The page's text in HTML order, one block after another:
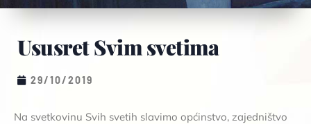
Ususret Svim svetima
29/10/2019
Na svetkovinu Svih svetih slavimo općinstvo, zajedništvo